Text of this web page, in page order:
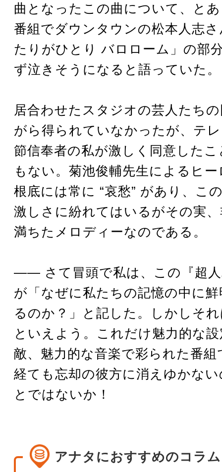
曲となったこの曲について、と
番組でダウンタウンの松本人志
たりがひとり バロローム」の部
ず泣きそうになると語っていた。
居合わせたスタジオの芸人たち
がら得られていなかったが、テ
節信奉者の私が激しく同意した
もない。菊池俊輔先生によるヒ
根底には常に “哀愁” があり、こ
激しさに紛れてはいるがその実
満ちたメロディーなのである。
—— さて冒頭で私は、この『超
が「なぜに私たちの記憶の中に
るのか？」と記した。しかしそ
といえよう。これだけ魅力的な
敵、魅力的な音楽で彩られた番
経ても忘却の彼方に消えゆかな
とではないか！
アナタにおすすめのコラム